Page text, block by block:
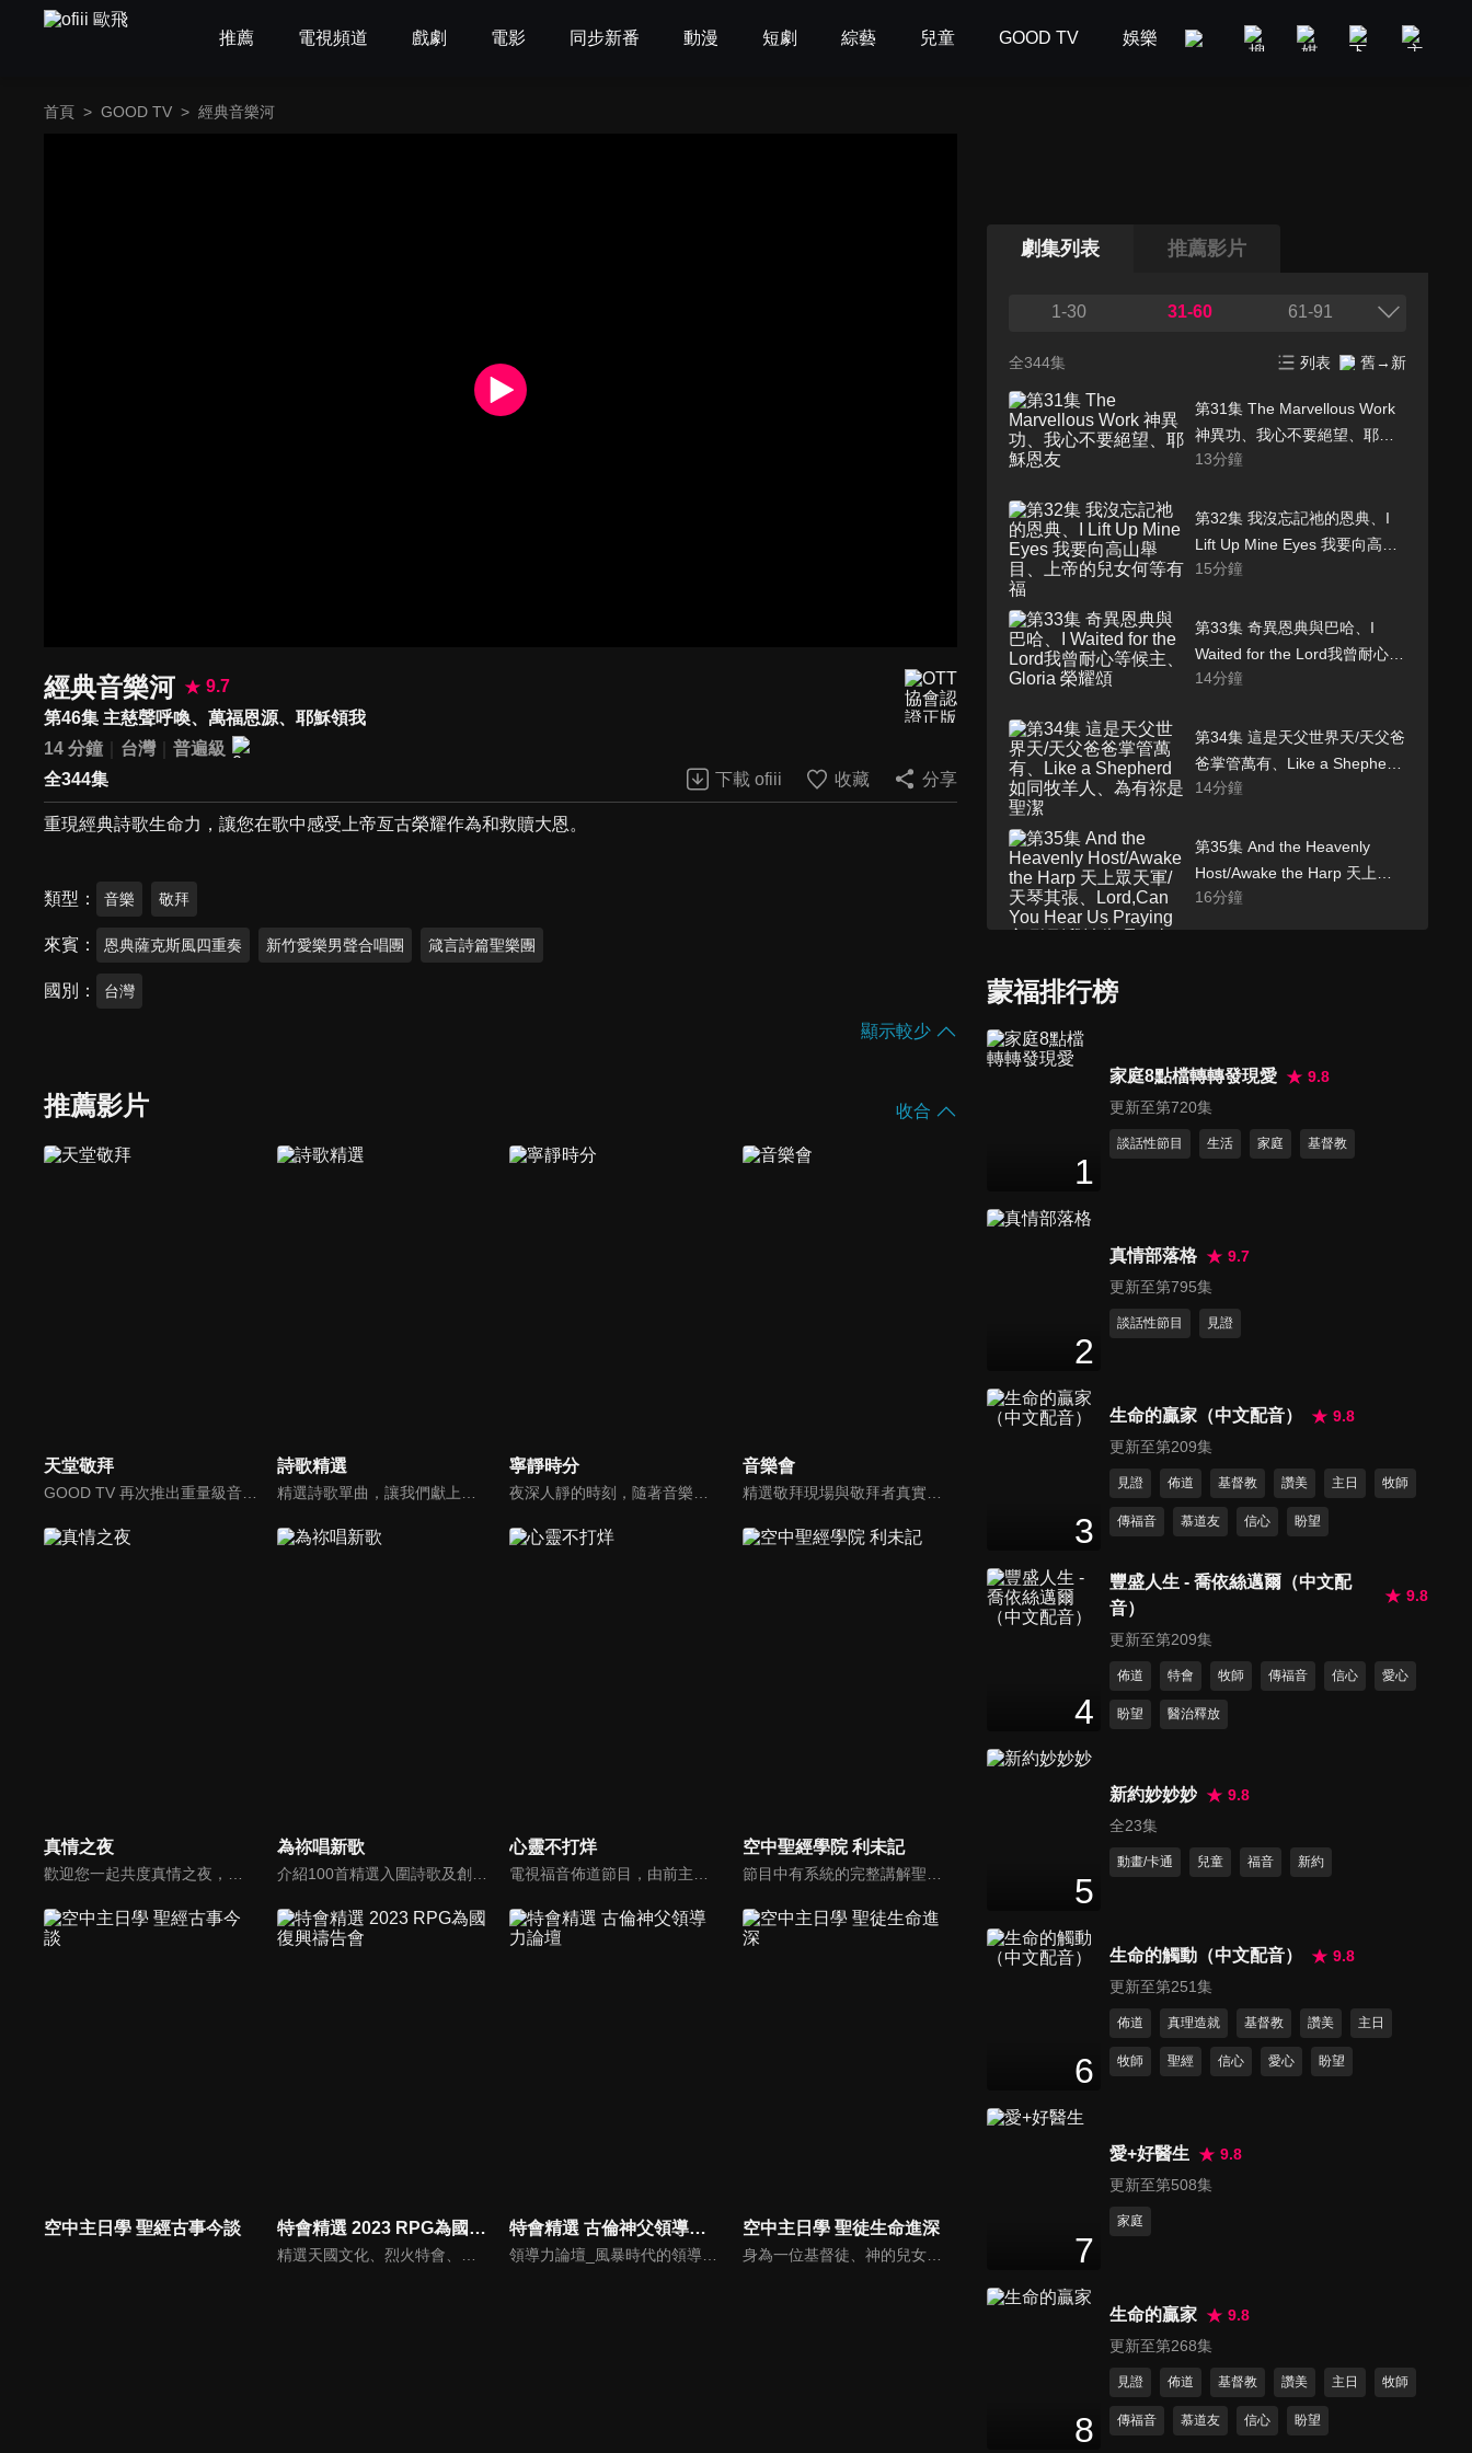
推薦 電視頻道 戲劇 電影 同步新番 動漫 短劇 綜藝 兒童 GOOD TV 娛樂 美食旅遊 新聞政論
首頁 > GOOD TV > 經典音樂河
經典音樂河
9.7
第46集 主慈聲呼喚、萬福恩源、耶穌領我
14 分鐘
台灣
普遍級
全344集
下載 ofiii 收藏 分享
重現經典詩歌生命力，讓您在歌中感受上帝亙古榮耀作為和救贖大恩。
類型 音樂 敬拜
來賓 恩典薩克斯風四重奏 新竹愛樂男聲合唱團 箴言詩篇聖樂團
國別 台灣
顯示較少
推薦影片 收合
天堂敬拜 詩歌精選 寧靜時分 音樂會
精選敬拜現場與敬拜者真實的分享，讓我們一起向神獻上最美的祭。
真情之夜 為祢唱新歌 心靈不打烊 空中聖經學院 利未記
空中主日學 聖經古事今談 特會精選 2023 RPG為國復興禱告會
精選天國文化、烈火特會、超自然大能與使徒性教會等特會，幫助我們更加明白神的心意，好讓我們的生命能走在神的道路上進入命定。
特會精選 古倫神父領導力論壇
領導力論壇_風暴時代的領導與工作，由天主教Anselm Grun古倫神父主講，會中提到領導力的原則：首在勿評斷自己，先接納自我，先處理負面情緒，在工作上落實祈禱，在態度上能充分信任下屬，亦在改善個人性工作耗竭的四個面向上得以精進： 一、從負面得到的力量 二、處在別人期待中 三、維持表面功夫 四、忽略身心疲憊 五、外在的期望 在做好領導工作前要先認識自己，好的領導者會先接納自己，察覺內在的情緒，透過察覺內在轉化為正面力量。
空中主日學 聖徒生命進深
身為一位基督徒、神的兒女，不能只是在知識上認識這位父神，我們應該要全面認識祂，當我們越多認識祂的屬性，並且經歷祂的恩典，我們就對祂的信心就越加增，以至於在每天的生活中都能享受祂奇妙、豐盛的一切！
劇集列表 推薦影片
1-30 31-60 61-91
全344集 列表 舊→新
第31集 The Marvellous Work
神異功、我心不要絕望、耶穌
恩友
13分鐘
第32集 我沒忘記祂的恩典、I
Lift Up Mine Eyes 我要向高山
舉目、上帝的兒女何等有福
15分鐘
第33集 奇異恩典與巴哈、I
Waited for the Lord我曾耐心等
候主、Gloria 榮耀頌
14分鐘
第34集 這是天父世界天/天父爸
爸掌管萬有、Like a Shepherd
如同牧羊人、為有祢是聖潔
14分鐘
第35集 And the Heavenly
Host/Awake the Harp 天上眾
天軍/天琴其張、Lord,Can You
16分鐘
第37集 耶穌世間喜樂盼望、奉
獻所有、敬拜上帝
13
第39集 我一隻腳站在墳墓裡、
13分鐘
你心門、當答案不夠時
13
我來行天路、生死兩相同
我賜恩福、我們可改變世界
第43集 上主必然垂聽、聽阮的
祢、向耶和華唱樂歌
一人遠超過你和我、耶穌沙崙
玫瑰
13
第46集 主慈聲呼喚、萬福恩
第47集 讚美全能神、萬物光明
美麗、當以樂器讚美耶和華
15分鐘
第49集 祂賜我平安、祈禱的時
14分鐘
蒙福排行榜
1
家庭8點檔轉轉發現愛
9.8
更新至第720集
談話性節目 生活 家庭 基督教
2
真情部落格
9.7
更新至第795集
談話性節目 見證
3
生命的贏家（中文配音）
9.8
更新至第209集
見證 佈道 基督教 讚美 主日 牧師
傳福音 慕道友 信心 盼望
4
豐盛人生 - 喬依絲邁爾（中文配
音）
9.8
更新至第209集
佈道 特會 牧師 傳福音 信心 愛心
盼望 醫治釋放
5
新約妙妙妙
9.8
全23集
動畫/卡通 兒童 福音 新約
6
生命的觸動（中文配音）
9.8
更新至第251集
佈道 真理造就 基督教 讚美 主日
牧師 聖經 信心 愛心 盼望
7
愛+好醫生
9.8
更新至第508集
家庭
8
生命的贏家
9.8
更新至第268集
見證 佈道 基督教 讚美 主日 牧師
傳福音 慕道友 信心 盼望